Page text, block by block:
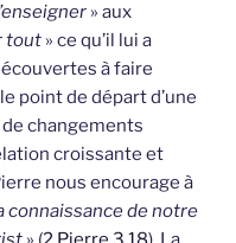
» aux
tout » ce qu’il lui a
à faire
point de départ d’une
changements
croissante et
nous encourage à
connaissance de notre